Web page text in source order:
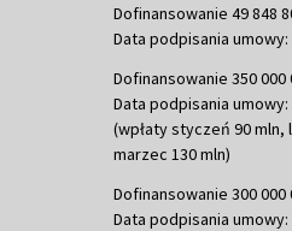
Dofinansowanie 49 848
Data podpisania umowy:
Dofinansowanie 350 000
Data podpisania umowy:
(wpłaty styczeń 90 mln,
marzec 130 mln)
Dofinansowanie 300 000
Data podpisania umowy: